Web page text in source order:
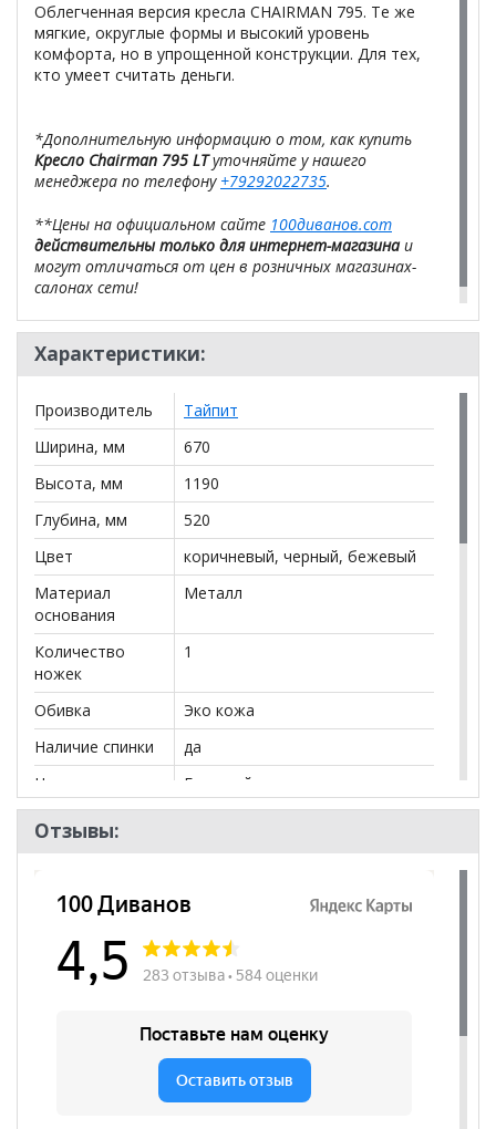
Облегченная версия кресла CHAIRMAN 795. Те же
мягкие, округлые формы и высокий уровень
комфорта, но в упрощенной конструкции. Для тех,
кто умеет считать деньги.
*Дополнительную информацию о том, как купить
Кресло Chairman 795 LTуточняйте у нашего
менеджера по телефону +79292022735.
**Цены на официальном сайте 100диванов.com
действительны только для интернет-магазинаи
могут отличаться от цен в розничных магазинах-
салонах сети!
Характеристики:
Производитель
Тайпит
Ширина, мм
670
Высота, мм
1190
Глубина, мм
520
Цвет
коричневый, черный, бежевый
Материал
основания
Металл
Количество
ножек
1
Обивка
Эко кожа
Наличие спинки
да
Цвет сидения
Бежевый
Нагрузка
Назначение
для руководителя
Высота
посадочного
места, мм
Наличие
да
Регулировка по
да
нет
Отзывы: